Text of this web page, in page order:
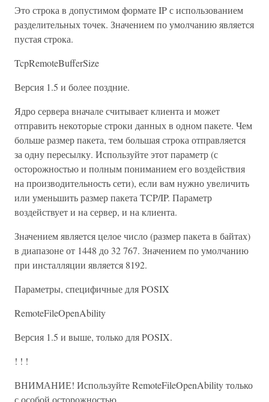
Это строка в допустимом формате IP с использованием
разделительных точек. Значением по умолчанию является
пустая строка.
TcpRemoteBufferSize
Версия 1.5 и более поздние.
Ядро сервера вначале считывает клиента и может
отправить некоторые строки данных в одном пакете. Чем
больше размер пакета, тем большая строка отправляется
за одну пересылку. Используйте этот параметр (с
осторожностью и полным пониманием его воздействия
на производительность сети), если вам нужно увеличить
или уменьшить размер пакета TCP/IP. Параметр
воздействует и на сервер, и на клиента.
Значением является целое число (размер пакета в байтах)
в диапазоне от 1448 до 32 767. Значением по умолчанию
при инсталляции является 8192.
Параметры, специфичные для POSIX
RemoteFileOpenAbility
Версия 1.5 и выше, только для POSIX.
! ! !
ВНИМАНИЕ! Используйте RemoteFileOpenAbility только
с особой осторожностью.